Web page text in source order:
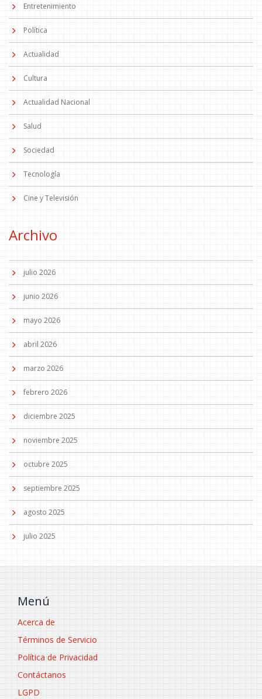
Entretenimiento
Política
Actualidad
Cultura
Actualidad Nacional
Salud
Sociedad
Tecnología
Cine y Televisión
Archivo
julio 2026
junio 2026
mayo 2026
abril 2026
marzo 2026
febrero 2026
diciembre 2025
noviembre 2025
octubre 2025
septiembre 2025
agosto 2025
julio 2025
Menú
Acerca de
Términos de Servicio
Política de Privacidad
Contáctanos
LGPD